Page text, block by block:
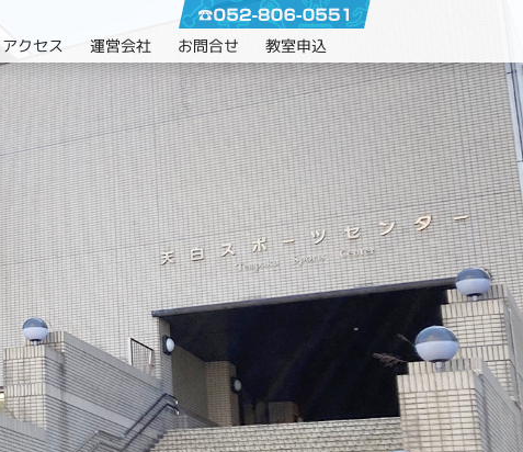
アクセス 運営会社 お問合せ 教室申込